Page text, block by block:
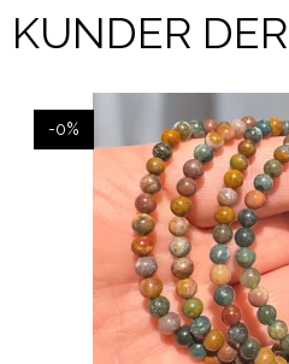
KUNDER
-0%